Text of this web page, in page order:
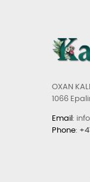
OXAN
1066
Email :
Phone: